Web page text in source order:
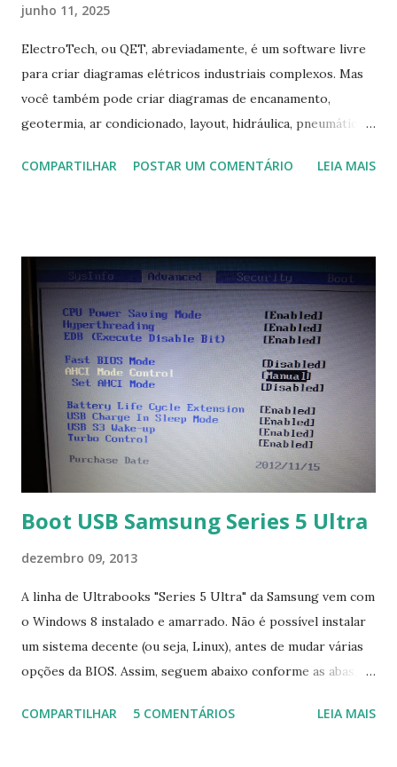
junho 11, 2025
ElectroTech, ou QET, abreviadamente, é um software livre
para criar diagramas elétricos industriais complexos. Mas
você também pode criar diagramas de encanamento,
geotermia, ar condicionado, layout, hidráulica, pneumática,
Na última versão 0.100, a coleção contém mais de 8.000
COMPARTILHAR POSTAR UM COMENTÁRIO LEIA MAIS
Boot USB Samsung Series 5 Ultra
dezembro 09, 2013
A linha de Ultrabooks "Series 5 Ultra" da Samsung vem com
o Windows 8 instalado e amarrado. Não é possível instalar
um sistema decente (ou seja, Linux), antes de mudar várias
opções da BIOS. Assim, seguem abaixo conforme as abas, a
Na inicialização aperte F2 para acessar a BIOS e então faça
COMPARTILHAR 5 COMENTÁRIOS LEIA MAIS